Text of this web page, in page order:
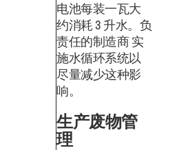
电池每装一瓦大
约消耗 3 升水。负
责任的制造商 实
施水循环系统以
尽量减少这种影
响。
生产废物管
理